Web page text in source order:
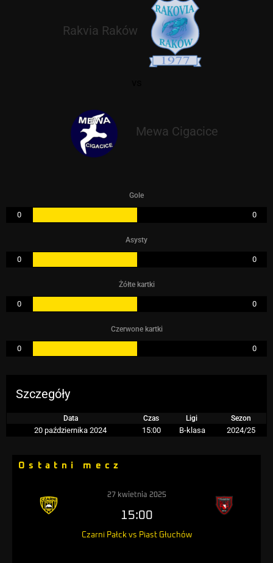
Rakvia Raków
Mewa Cigacice
Gole
0 0
Asysty
0 0
Żółte kartki
0 0
Czerwone kartki
0 0
Szczegóły
Data Czas Ligi Sezon
20 października 2024 15:00 B-klasa 2024/25
Ostatni mecz
27 kwietnia 2025
15:00
Czarni Pałck vs Piast Głuchów